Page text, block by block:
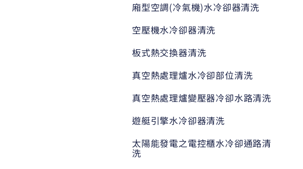
廂型空調(冷氣機)水冷卻器清洗
空壓機水冷卻器清洗
板式熱交換器清洗
真空熱處理爐水冷卻部位清洗
真空熱處理爐變壓器冷卻水路清洗
遊艇引擎水冷卻器清洗
太陽能發電之電控櫃水冷卻通路清
洗